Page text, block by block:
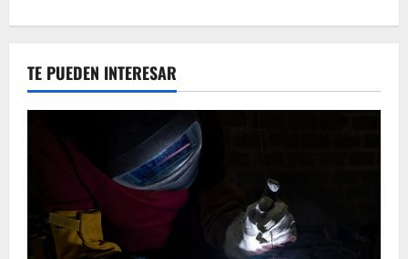
TE PUEDEN INTERESAR